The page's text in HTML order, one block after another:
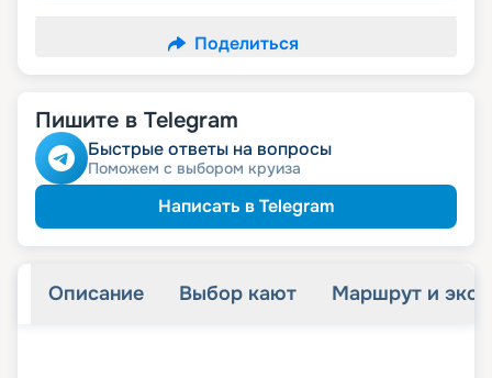
Поделиться
Пишите в Telegram
Быстрые ответы на вопросы
Поможем с выбором круиза
Написать в Telegram
Описание Выбор кают Маршрут и